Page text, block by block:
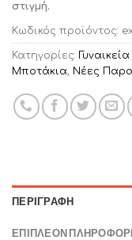
στιγμή.
Κωδικός προϊόντος:
Κατηγορίες:
Μποτάκια, Νέες
ΠΕΡΙΓΡΑΦΉ
ΕΠΙΠΛΈΟΝ